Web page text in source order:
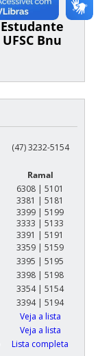
Guia do
Estudante
UFSC Bnu
(47) 3232-5154
Ramal
6308 | 5101
3381 | 5181
3399 | 5199
3333 | 5133
3391 | 5191
3359 | 5159
3395 | 5195
3398 | 5198
3354 | 5154
3394 | 5194
Veja a lista
Veja a lista
Lista completa